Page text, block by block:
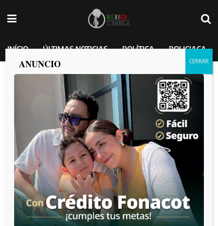
INÍCIO ÚLTIMAS NOTICIAS POLÍTICA POLICIACA
Etiqueta:NARCOTRAFICO
Golpe al narcotráfico en Chiapas: La secretaría de marina
asegura 1.14 toneladas de cocaína
porMEXICO COMUNICA 2026-07-28
Ellos son los altos funcionarios de Sinaloa acusados por
Estados Unidos de narcotráfico
porMEXICO COMUNICA 2026-04-29
Los Zetas arman grupo de abogados quienes los defenderán
por cargos de narcotráfico y lavado de dinero
porMEXICO COMUNICA 2025-05-16
ANUNCIO